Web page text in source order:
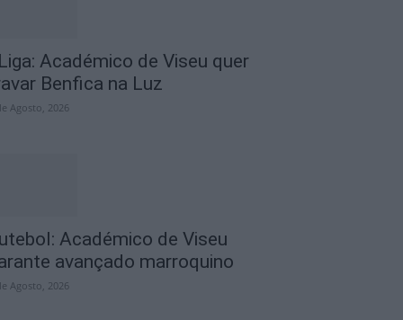
Académico de Viseu quer
Benfica na Luz
Agosto, 2026
Académico de Viseu
avançado marroquino
Agosto, 2026